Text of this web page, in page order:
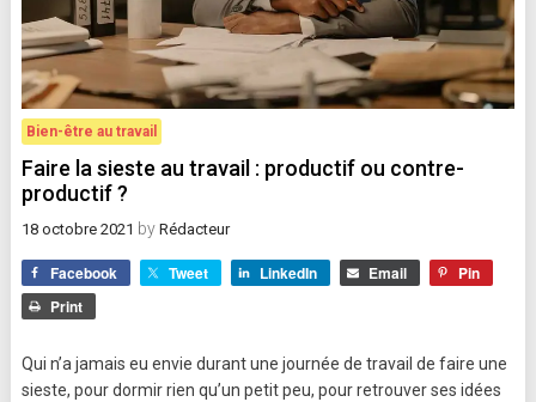
Bien-être au travail
Faire la sieste au travail : productif ou contre-
productif ?
18 octobre 2021 by Rédacteur
Facebook Tweet LinkedIn Email
Pin
Print
Qui n’a jamais eu envie durant une journée de travail de faire une
sieste, pour dormir rien qu’un petit peu, pour retrouver ses idées